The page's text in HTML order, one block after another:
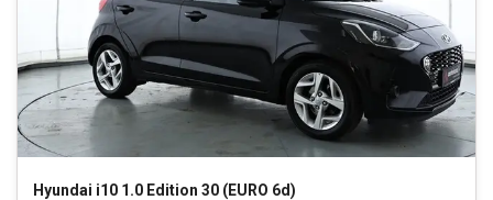
Hyundai i10 1.0 Edition 30 (EURO 6d)